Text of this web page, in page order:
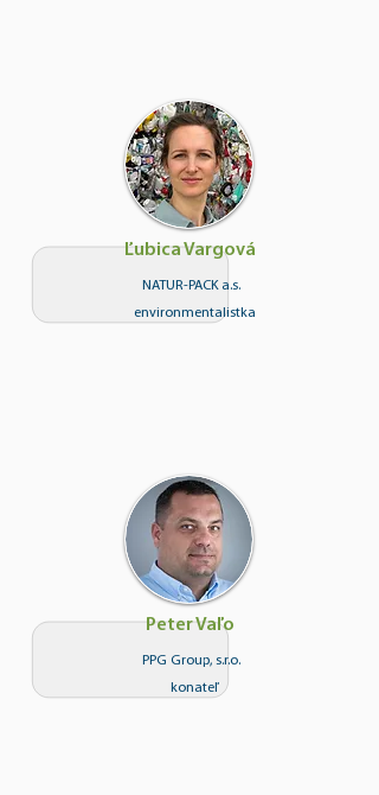
Ľubica Vargová
NATUR-PACK a.s.
environmentalistka
Peter Vaľo
PPG Group, s.r.o.
konateľ